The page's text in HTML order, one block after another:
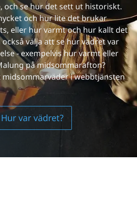
och se hur det sett ut historiskt.
och hur lite det brukar
eller hur varmt och hur kallt det
välja att se hur vädret var
- exempelvis hur varmt eller
på midsommarafton?
Undersök historiskt midsommarväder i webbtjänsten
var vädret?